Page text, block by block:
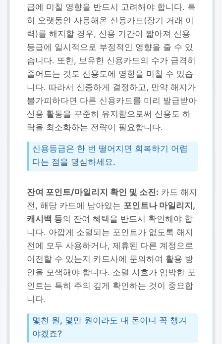
급에 미칠 영향을 반드시 고려해야 합니다. 특
히 오랫동안 사용해온 신용카드(장기 거래 이
력)를 해지할 경우, 신용 기간이 짧아져 신용
등급에 일시적으로 부정적인 영향을 줄 수 있
습니다. 또한, 보유한 신용카드의 수가 급격히
줄어드는 것도 신용도에 영향을 미칠 수 있습
니다. 따라서 신중하게 결정하고, 만약 해지가
불가피하다면 다른 신용카드를 미리 발급받아
신용 활동을 꾸준히 유지함으로써 신용도 하
락을 최소화하는 전략이 필요합니다.
신용등급은 한 번 떨어지면 회복하기 어렵
다는 점을 명심하세요.
잔여 포인트/마일리지 확인 및 소진: 카드 해지
전, 해당 카드에 남아있는 포인트나 마일리지,
캐시백 등의 잔여 혜택을 반드시 확인해야 합
니다. 아깝게 소멸되는 포인트가 없도록 해지
전에 모두 사용하거나, 제휴된 다른 계정으로
이전할 수 있는지 카드사에 문의하여 활용 방
안을 모색해야 합니다. 소멸 시효가 임박한 포
인트는 특히 주의 깊게 확인하는 것이 중요합
니다.
몇천 원, 몇만 원이라도 내 돈이니 꼭 챙겨
야겠죠?